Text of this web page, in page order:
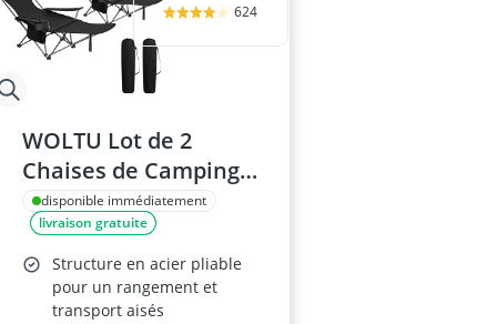
624
WOLTU Lot de 2
Chaises de Camping
Pliante, Noir
disponible immédiatement
livraison gratuite
Structure en acier pliable
pour un rangement et
transport aisés